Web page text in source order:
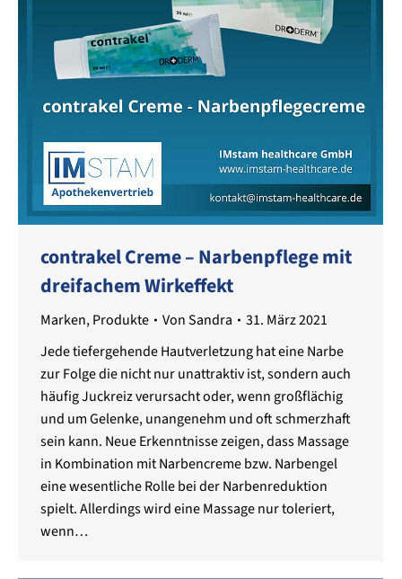
contrakel Creme – Narbenpflege mit
dreifachem Wirkeffekt
Marken,Produkte VonSandra
31. März 2021
Jede tiefergehende Hautverletzung hat eine Narbe
zur Folge die nicht nur unattraktiv ist, sondern auch
häufig Juckreiz verursacht oder, wenn großflächig
und um Gelenke, unangenehm und oft schmerzhaft
sein kann. Neue Erkenntnisse zeigen, dass Massage
in Kombination mit Narbencreme bzw. Narbengel
eine wesentliche Rolle bei der Narbenreduktion
spielt. Allerdings wird eine Massage nur toleriert,
wenn…